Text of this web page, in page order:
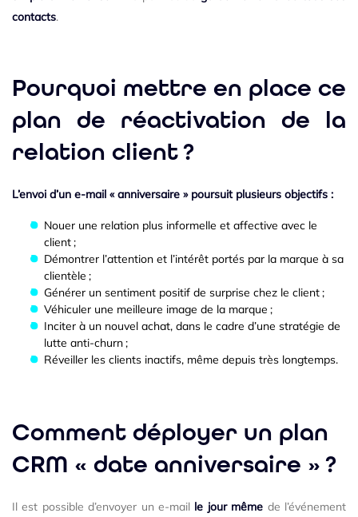
contacts.
Pourquoi mettre en place ce
plan de réactivation de la
relation client ?
L’envoi d’un e-mail « anniversaire » poursuit plusieurs objectifs :
Nouer une relation plus informelle et affective avec le
client ;
Démontrer l’attention et l’intérêt portés par la marque à sa
clientèle ;
Générer un sentiment positif de surprise chez le client ;
Véhiculer une meilleure image de la marque ;
Inciter à un nouvel achat, dans le cadre d’une stratégie de
lutte anti-churn ;
Réveiller les clients inactifs, même depuis très longtemps.
Comment déployer un plan
CRM « date anniversaire » ?
Il est possible d’envoyer un e-mail le jour même de l’événement